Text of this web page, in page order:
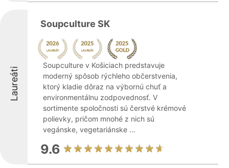
Laureáti
Soupculture SK
Soupculture v Košiciach predstavuje
moderný spôsob rýchleho občerstvenia,
ktorý kladie dôraz na výbornú chuť a
environmentálnu zodpovednosť. V
sortimente spoločnosti sú čerstvé krémové
polievky, pričom mnohé z nich sú
vegánske, vegetariánske ...
9.6